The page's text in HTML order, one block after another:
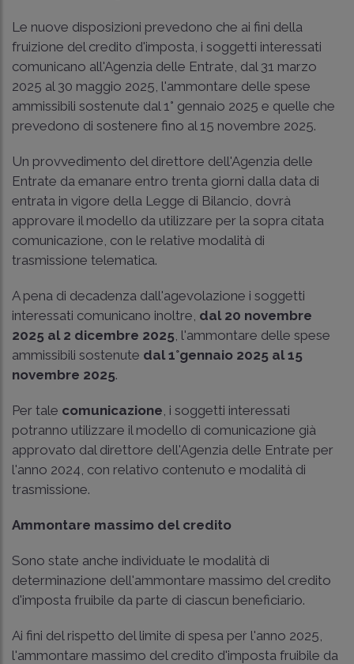
Le nuove disposizioni prevedono che ai fini della
fruizione del credito d'imposta, i soggetti interessati
comunicano all'Agenzia delle Entrate, dal 31 marzo
2025 al 30 maggio 2025, l'ammontare delle spese
ammissibili sostenute dal 1° gennaio 2025 e quelle che
prevedono di sostenere fino al 15 novembre 2025.
Un provvedimento del direttore dell'Agenzia delle
Entrate da emanare entro trenta giorni dalla data di
entrata in vigore della Legge di Bilancio, dovrà
approvare il modello da utilizzare per la sopra citata
comunicazione, con le relative modalità di
trasmissione telematica.
A pena di decadenza dall'agevolazione i soggetti
interessati comunicano inoltre, dal 20 novembre
2025 al 2 dicembre 2025 , l'ammontare delle spese
ammissibili sostenute dal 1°gennaio 2025 al 15
novembre 2025.
Per tale comunicazione , i soggetti interessati
potranno utilizzare il modello di comunicazione già
approvato dal direttore dell'Agenzia delle Entrate per
l'anno 2024, con relativo contenuto e modalità di
trasmissione.
Ammontare massimo del credito
Sono state anche individuate le modalità di
determinazione dell'ammontare massimo del credito
d'imposta fruibile da parte di ciascun beneficiario.
Ai fini del rispetto del limite di spesa per l'anno 2025,
l'ammontare massimo del credito d'imposta fruibile da